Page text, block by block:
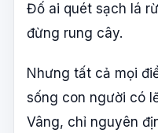
Đố ai quét sạch lá
đừng rung cây.
Nhưng tất cả mọi
sống con người có
Vâng, chỉ nguyên